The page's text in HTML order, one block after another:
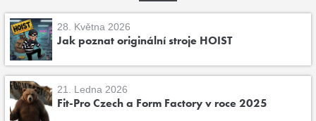
28. Května 2026
Jak poznat originální stroje HOIST
21. Ledna 2026
Fit-Pro Czech a Form Factory v roce 2025